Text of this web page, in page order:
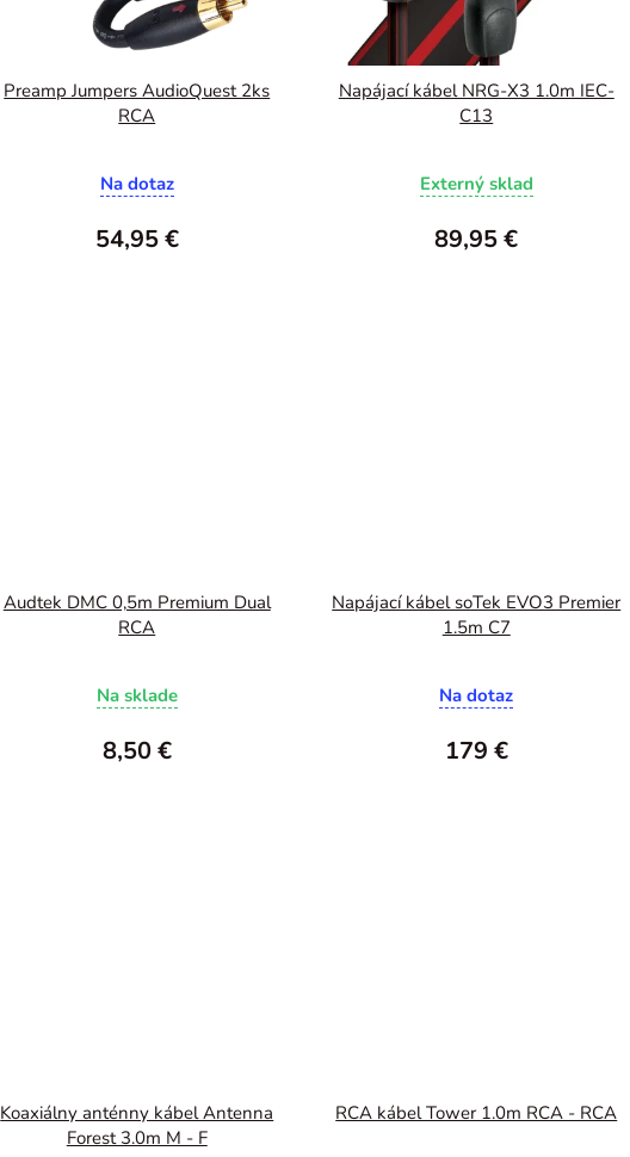
Preamp Jumpers AudioQuest 2ks
RCA
Na dotaz
54,95 €
Napájací kábel NRG-X3 1.0m IEC-
C13
Externý sklad
89,95 €
Audtek DMC 0,5m Premium Dual
RCA
Na sklade
8,50 €
Napájací kábel soTek EVO3 Premier
1.5m C7
Na dotaz
179 €
Koaxiálny anténny kábel Antenna
Forest 3.0m M - F
RCA kábel Tower 1.0m RCA - RCA